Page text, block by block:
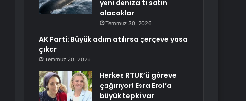
yeni denizaltı satın
alacaklar
Temmuz 30, 2026
AK Parti: Büyük adım atılırsa çerçeve yasa
çıkar
Temmuz 30, 2026
Herkes RTÜK’ü göreve
çağırıyor! Esra Erol’a
büyük tepki var